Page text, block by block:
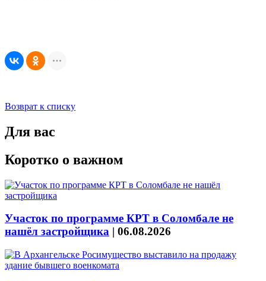
Возврат к списку
Для вас
Коротко о важном
Участок по программе КРТ в Соломбале не
нашёл застройщика | 06.08.2026